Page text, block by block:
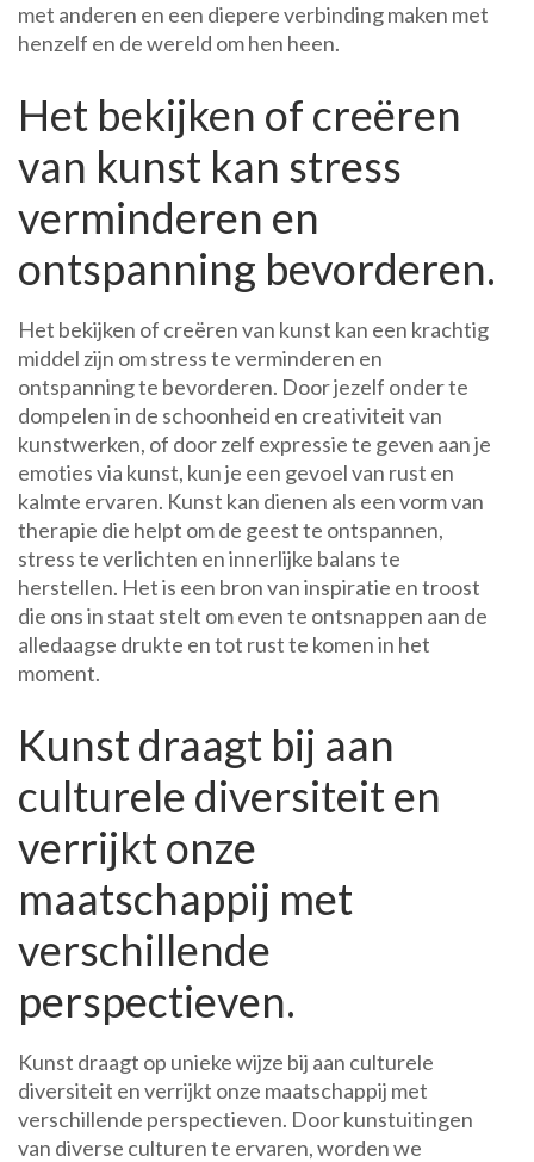
met anderen en een diepere verbinding maken met
henzelf en de wereld om hen heen.
Het bekijken of creëren
van kunst kan stress
verminderen en
ontspanning bevorderen.
Het bekijken of creëren van kunst kan een krachtig
middel zijn om stress te verminderen en
ontspanning te bevorderen. Door jezelf onder te
dompelen in de schoonheid en creativiteit van
kunstwerken, of door zelf expressie te geven aan je
emoties via kunst, kun je een gevoel van rust en
kalmte ervaren. Kunst kan dienen als een vorm van
therapie die helpt om de geest te ontspannen,
stress te verlichten en innerlijke balans te
herstellen. Het is een bron van inspiratie en troost
die ons in staat stelt om even te ontsnappen aan de
alledaagse drukte en tot rust te komen in het
moment.
Kunst draagt bij aan
culturele diversiteit en
verrijkt onze
maatschappij met
verschillende
perspectieven.
Kunst draagt op unieke wijze bij aan culturele
diversiteit en verrijkt onze maatschappij met
verschillende perspectieven. Door kunstuitingen
van diverse culturen te ervaren, worden we